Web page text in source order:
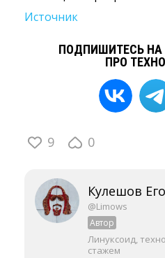
Источник
ПОДПИШИТЕСЬ
ПРО
9 0
Кулешов
@Limows
Автор
Линуксоид,
стажем